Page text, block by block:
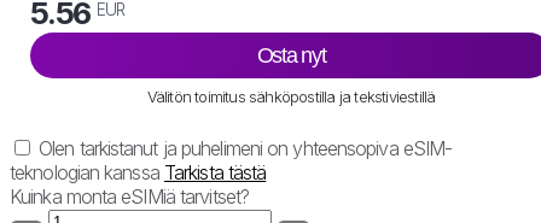
5.56 EUR
Osta nyt
Välitön toimitus sähköpostilla ja tekstiviestillä
Olen tarkistanut ja puhelimeni on yhteensopiva eSIM-
teknologian kanssa Tarkista tästä
Kuinka monta eSIMiä tarvitset?